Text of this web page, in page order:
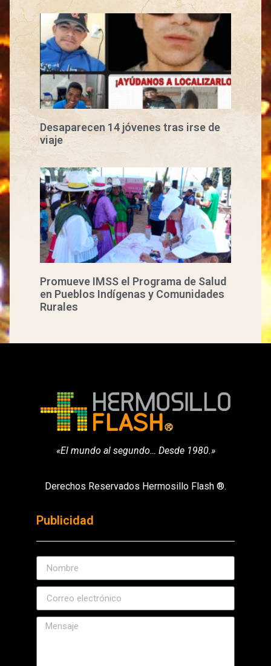
Desaparecen 14 jóvenes tras irse de
viaje
Promueve IMSS el Programa de Salud
en Pueblos Indígenas y Comunidades
Rurales
«El mundo al segundo… Desde 1980.»
Derechos Reservados Hermosillo Flash ®.
Publicidad